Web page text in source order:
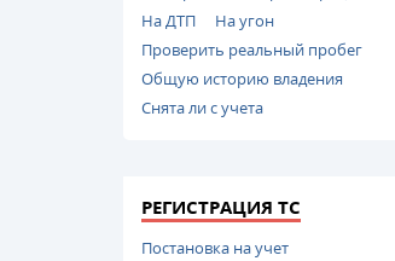
На ДТП
На угон
Проверить реальный пробег
Общую историю владения
Снята ли с учета
РЕГИСТРАЦИЯ ТС
Постановка на учет